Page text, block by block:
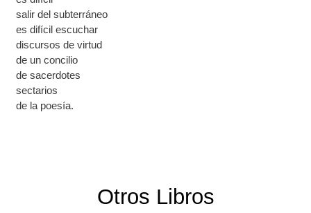
salir del subterráneo
es difícil escuchar
discursos de virtud
de un concilio
de sacerdotes
sectarios
de la poesía.
Otros Libros